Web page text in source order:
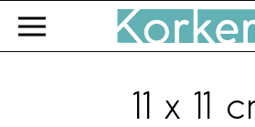
Zum Hauptinhalt springen
11 x 11